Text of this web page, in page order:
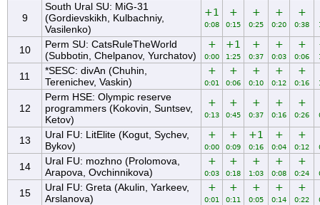
9
South Ural SU: MiG-31
(Gordievskikh, Kulbachniy,
Vasilenko)
+1
0:08
+
0:15
+
0:25
+
0:20
+
0:38
10
Perm SU: CatsRuleTheWorld
(Subbotin, Chelpanov, Yurchatov)
+
0:00
+1
1:25
+
0:37
+
0:03
+
0:06
11
*SESC: divAn (Chuhin,
Terenichev, Vaskin)
+
0:01
+
0:06
+
0:10
+
0:12
+
0:16
12
Perm HSE: Olympic reserve
programmers (Kokovin, Suntsev,
Ketov)
+
0:13
+
0:45
+
0:37
+
0:16
+
0:26
13
Ural FU: LitElite (Kogut, Sychev,
Bykov)
+
0:00
+
0:09
+1
0:16
+
0:04
+
0:12
14
Ural FU: mozhno (Prolomova,
Arapova, Ovchinnikova)
+
0:03
+
0:18
+
1:03
+
0:08
+
0:24
15
Ural FU: Greta (Akulin, Yarkeev,
Arslanova)
+
0:01
+
0:11
+
0:05
+
0:14
+
0:22